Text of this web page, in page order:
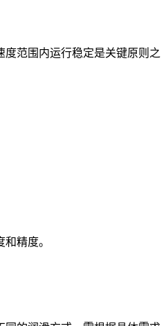
范围内运行稳定是关键原则之
精度。